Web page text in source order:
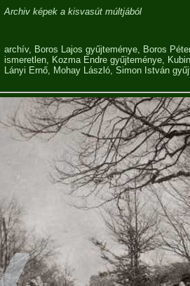
Archiv képek a kisvasút múltjából
archív, Boros Lajos gyűjteménye, Boros
ismeretlen, Kozma Endre gyűjteménye,
Lányi Ernő, Mohay László, Simon István